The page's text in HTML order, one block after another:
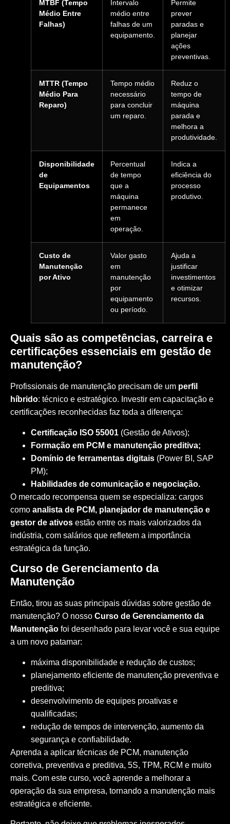
MTBF (Tempo
Médio Entre
Falhas)
Intervalo
médio entre
falhas de um
equipamento.
Permite
prever
paradas e
planejar
ações
preventivas.
MTTR (Tempo
Médio Para
Reparo)
Tempo médio
necessário
para concluir
um reparo.
Reduz o
tempo de
máquina
parada e
melhora a
produtividade.
Disponibilidade
de
Equipamentos
Percentual
de tempo
que a
máquina
permanece
em
operação.
Indica a
eficiência do
processo
produtivo.
Custo de
Manutenção
por Ativo
Valor gasto
em
manutenção
por
equipamento
ou período.
Ajuda a
justificar
investimentos
e otimizar
recursos.
Quais são as competências, carreira e
certificações essenciais em gestão de
manutenção?
Profissionais de manutenção precisam de um perfil
híbrido: técnico e estratégico. Investir em capacitação e
certificações reconhecidas faz toda a diferença:
Certificação ISO 55001 (Gestão de Ativos);
Formação em PCM e manutenção preditiva;
Domínio de ferramentas digitais (Power BI, SAP
PM);
Habilidades de comunicação e negociação.
O mercado recompensa quem se especializa: cargos
como analista de PCM, planejador de manutenção e
gestor de ativos estão entre os mais valorizados da
indústria, com salários que refletem a importância
estratégica da função.
Curso de Gerenciamento da
Manutenção
Então, tirou as suas principais dúvidas sobre gestão de
manutenção? O nosso Curso de Gerenciamento da
Manutenção foi desenhado para levar você e sua equipe
a um novo patamar:
máxima disponibilidade e redução de custos;
planejamento eficiente de manutenção preventiva e
preditiva;
desenvolvimento de equipes proativas e
qualificadas;
redução de tempos de intervenção, aumento da
segurança e confiabilidade.
Aprenda a aplicar técnicas de PCM, manutenção
corretiva, preventiva e preditiva, 5S, TPM, RCM e muito
mais. Com este curso, você aprende a melhorar a
operação da sua empresa, tornando a manutenção mais
estratégica e eficiente.